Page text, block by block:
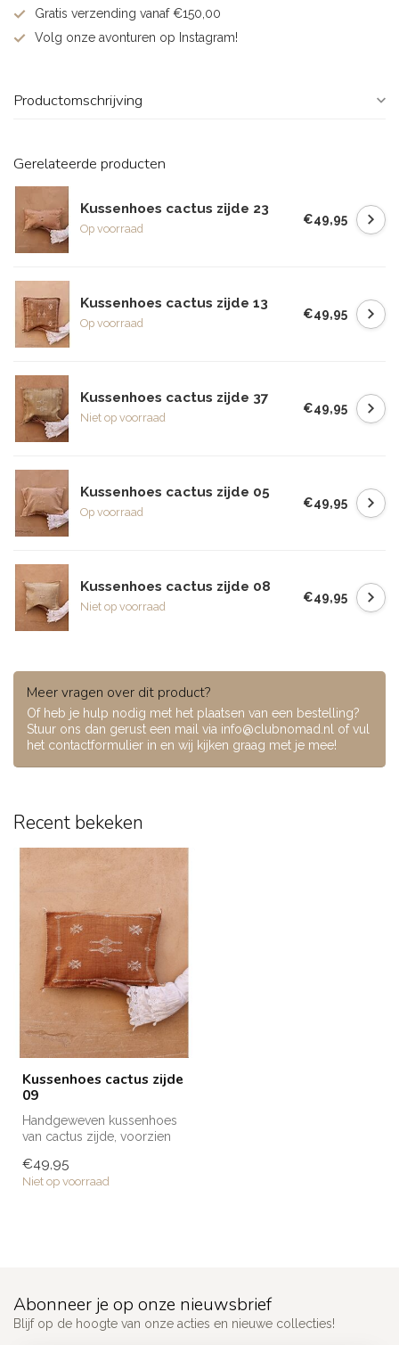
Gratis verzending vanaf €150,00
Volg onze avonturen op Instagram!
Productomschrijving
Gerelateerde producten
Kussenhoes cactus zijde 23
Op voorraad
€49,95
Kussenhoes cactus zijde 13
Op voorraad
€49,95
Kussenhoes cactus zijde 37
Niet op voorraad
€49,95
Kussenhoes cactus zijde 05
Op voorraad
€49,95
Kussenhoes cactus zijde 08
Niet op voorraad
€49,95
Meer vragen over dit product?
Of heb je hulp nodig met het plaatsen van een bestelling?
Stuur ons dan gerust een mail via info@clubnomad.nl of vul
het contactformulier in en wij kijken graag met je mee!
Recent bekeken
Kussenhoes cactus zijde
09
Handgeweven kussenhoes
van cactus zijde, voorzien
verkrijgba...
€49,95
Niet op voorraad
Abonneer je op onze nieuwsbrief
Blijf op de hoogte van onze acties en nieuwe collecties!